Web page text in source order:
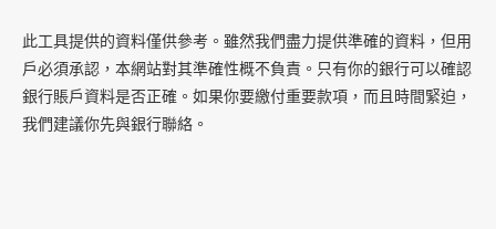
此工具提供的資料僅供參考。雖然我們盡力提供準確的資料，但用
戶必須承認，本網站對其準確性概不負責。只有你的銀行可以確認
銀行賬戶資料是否正確。如果你要繳付重要款項，而且時間緊迫，
我們建議你先與銀行聯絡。